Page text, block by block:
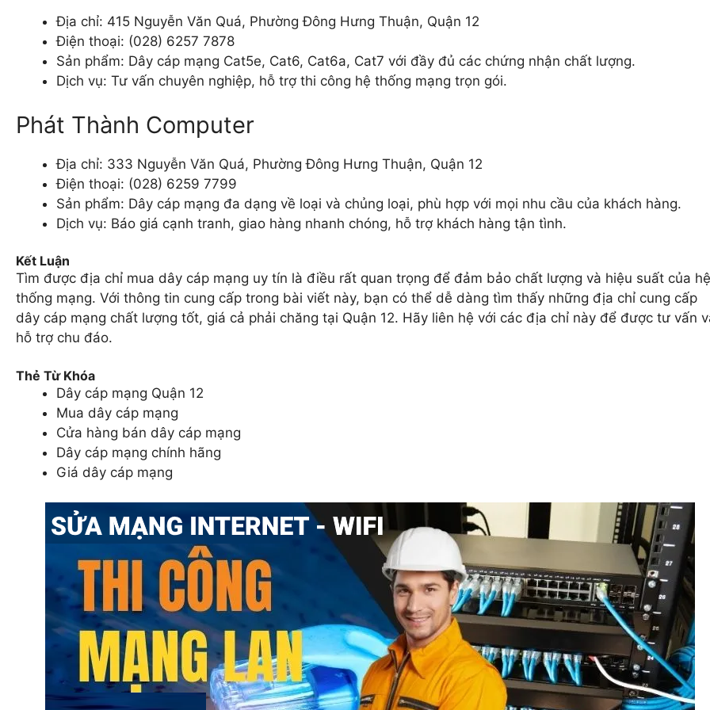
Địa chỉ: 415 Nguyễn Văn Quá, Phường Đông Hưng Thuận, Quận 12
Điện thoại: (028) 6257 7878
Sản phẩm: Dây cáp mạng Cat5e, Cat6, Cat6a, Cat7 với đầy đủ các chứng nhận chất lượng.
Dịch vụ: Tư vấn chuyên nghiệp, hỗ trợ thi công hệ thống mạng trọn gói.
Phát Thành Computer
Địa chỉ: 333 Nguyễn Văn Quá, Phường Đông Hưng Thuận, Quận 12
Điện thoại: (028) 6259 7799
Sản phẩm: Dây cáp mạng đa dạng về loại và chủng loại, phù hợp với mọi nhu cầu của khách hàng.
Dịch vụ: Báo giá cạnh tranh, giao hàng nhanh chóng, hỗ trợ khách hàng tận tình.
Kết Luận
Tìm được địa chỉ mua dây cáp mạng uy tín là điều rất quan trọng để đảm bảo chất lượng và hiệu suất của hệ
thống mạng. Với thông tin cung cấp trong bài viết này, bạn có thể dễ dàng tìm thấy những địa chỉ cung cấp
dây cáp mạng chất lượng tốt, giá cả phải chăng tại Quận 12. Hãy liên hệ với các địa chỉ này để được tư vấn
hỗ trợ chu đáo.
Thẻ Từ Khóa
Dây cáp mạng Quận 12
Mua dây cáp mạng
Cửa hàng bán dây cáp mạng
Dây cáp mạng chính hãng
Giá dây cáp mạng